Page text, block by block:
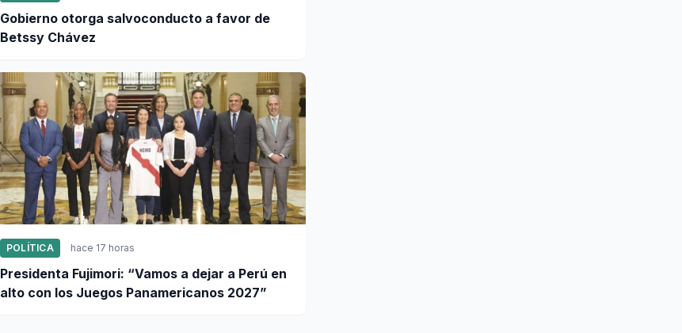
Gobierno otorga salvoconducto a favor de
Betssy Chávez
POLÍTICA hace 17 horas
Presidenta Fujimori: “Vamos a dejar a Perú en
alto con los Juegos Panamericanos 2027”